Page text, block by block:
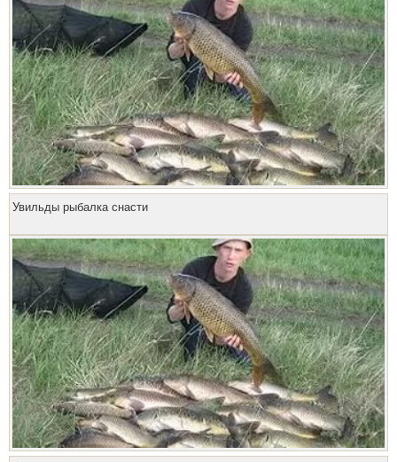
Увильды рыбалка снасти